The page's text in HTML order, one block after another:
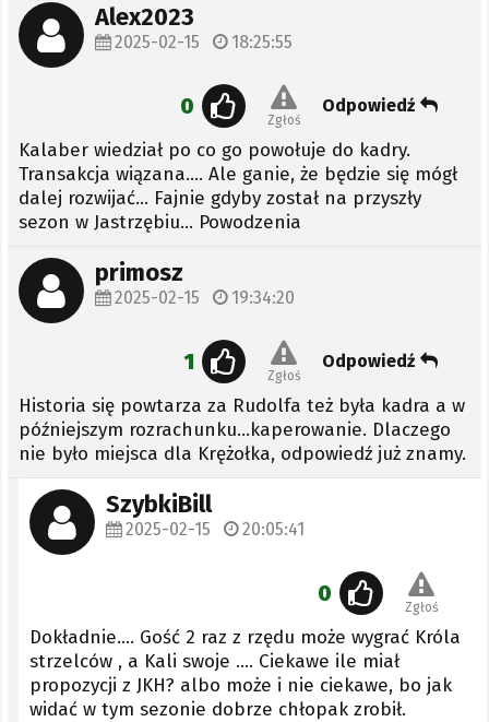
Alex2023
2025-02-15 18:25:55
0
Zgłoś
Odpowiedź
Kalaber wiedział po co go powołuje do kadry.
Transakcja wiązana.... Ale ganie, że będzie się mógł
dalej rozwijać... Fajnie gdyby został na przyszły
sezon w Jastrzębiu... Powodzenia
primosz
2025-02-15 19:34:20
1
Zgłoś
Odpowiedź
Historia się powtarza za Rudolfa też była kadra a w
późniejszym rozrachunku...kaperowanie. Dlaczego
nie było miejsca dla Krężołka, odpowiedź już znamy.
SzybkiBill
2025-02-15 20:05:41
0
Zgłoś
Dokładnie.... Gość 2 raz z rzędu może wygrać Króla
strzelców , a Kali swoje .... Ciekawe ile miał
propozycji z JKH? albo może i nie ciekawe, bo jak
widać w tym sezonie dobrze chłopak zrobił.